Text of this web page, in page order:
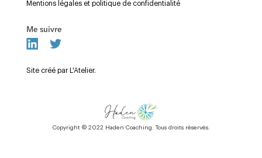
Mentions légales et politique de confidentialité
Me suivre
Site créé par L'Atelier.
Copyright © 2022 Haden Coaching. Tous droits réservés.